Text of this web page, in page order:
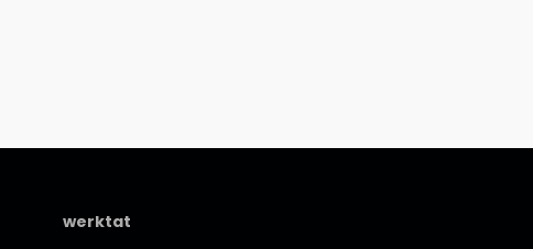
werktat